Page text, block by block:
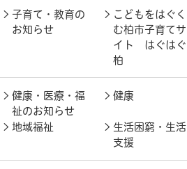
子育て・教育の
お知らせ
こどもをはぐく
む柏市子育てサ
イト はぐはぐ
柏
健康・医療・福
祉のお知らせ
健康
地域福祉
生活困窮・生活
支援